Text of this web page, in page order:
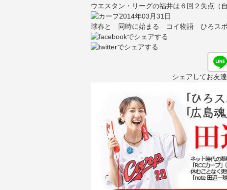
ウエスタン・リーグの福井は６回２失点（
2014年03月31日
球春と 同時に始まる コイ物語 ひろスポ!
シェアしてお友